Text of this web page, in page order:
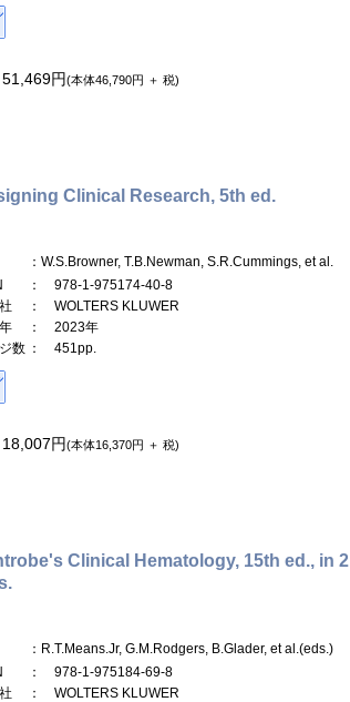
51,469円(本体46,790円 ＋ 税)
Clinical Research, 5th ed.
：W.S.Browner, T.B.Newman, S.R.Cummings, et al.
： 978-1-975174-40-8
： WOLTERS KLUWER
： 2023年
数 ： 451pp.
18,007円(本体16,370円 ＋ 税)
Clinical Hematology, 15th ed., in 2
：R.T.Means.Jr, G.M.Rodgers, B.Glader, et al.(eds.)
： 978-1-975184-69-8
： WOLTERS KLUWER